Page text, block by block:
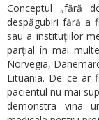
Conceptul „fără
despăgubiri fără a
sau a instituțiilor
parțial în mai
Norvegia,
Lituania. De ce ar
pacientul nu mai
demonstra vina